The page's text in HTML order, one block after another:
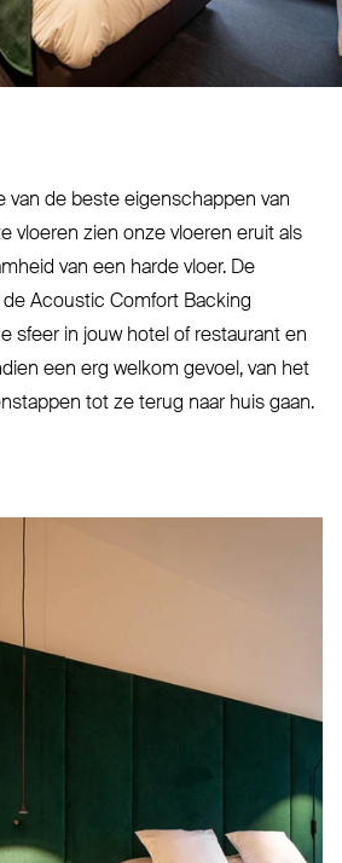
van de beste eigen­schappen van
vloeren zien onze vloeren eruit als
van een harde vloer. De
Acoustic Comfort Backing
sfeer in jouw hotel of res­taurant en
een erg welkom gevoel, van het
tot ze terug naar huis gaan.